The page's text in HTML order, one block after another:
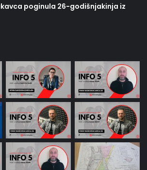
poginula 26-godišnjakinja iz